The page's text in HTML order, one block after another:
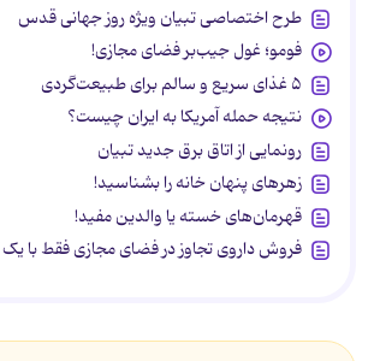
طرح اختصاصی تبیان ویژه روز جهانی قدس
فومو؛ غول جیب‌بر فضای مجازی!
۵ غذای سریع و سالم برای طبیعت‌گردی
نتیجه حمله آمریکا به ایران چیست؟
رونمایی از اتاق برق جدید تبیان
زهرهای پنهان خانه را بشناسید!
قهرمان‌های خسته یا والدین مفید!
فروش داروی تجاوز در فضای مجازی فقط با